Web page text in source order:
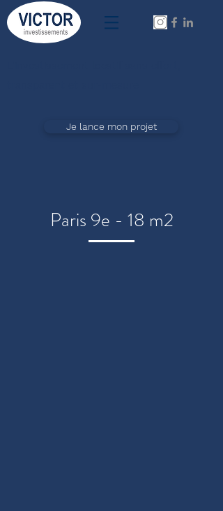
Je lance mon projet
Paris 9e - 18 m2